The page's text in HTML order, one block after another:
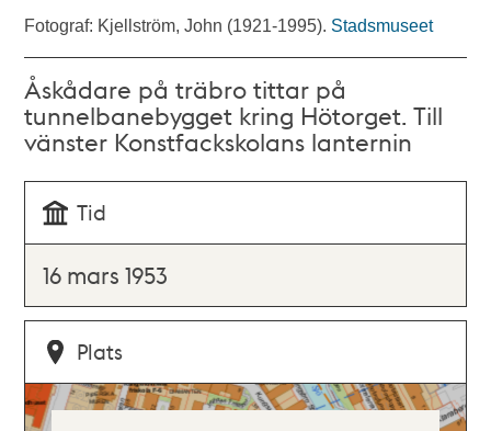
Fotograf: Kjellström, John (1921-1995). Stadsmuseet
Åskådare på träbro tittar på
tunnelbanebygget kring Hötorget. Till
vänster Konstfackskolans lanternin
Tid
16 mars 1953
Plats